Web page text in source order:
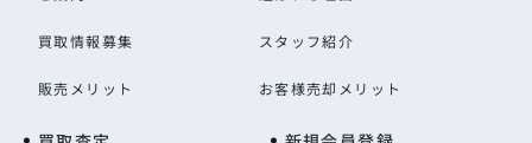
買取情報募集 スタッフ紹介
販売メリット お客様売却メリット